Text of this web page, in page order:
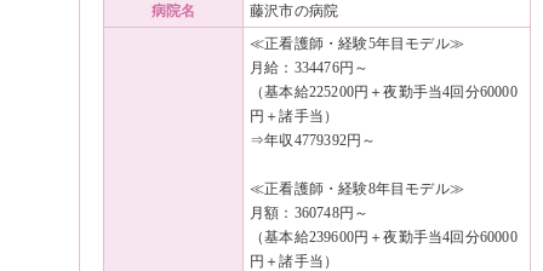
病院名 藤沢市の病院
≪正看護師・経験5年目モデル≫
月給：334476円～
（基本給225200円＋夜勤手当4回分60000
円＋諸手当）
⇒年収4779392円～
≪正看護師・経験8年目モデル≫
月額：360748円～
（基本給239600円＋夜勤手当4回分60000
円＋諸手当）